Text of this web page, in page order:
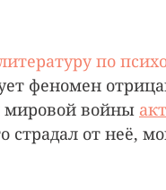
по
феномен
мировой войны
страдал от неё,